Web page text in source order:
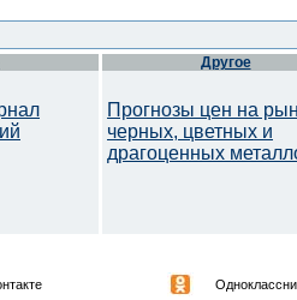
Другое
Прогнозы цен на
черных, цветных и
драгоценных